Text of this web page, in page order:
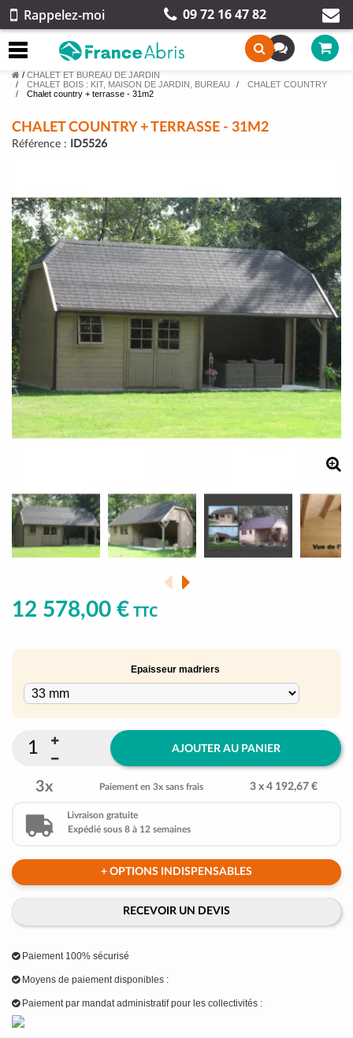
Rappelez-moi 09 72 16 47 82
/ CHALET ET BUREAU DE JARDIN
CHALET BOIS : KIT, MAISON DE JARDIN, BUREAU
CHALET COUNTRY
Chalet country + terrasse - 31m2
CHALET COUNTRY + TERRASSE - 31M2
Référence : ID5526
12 578,00 € TTC
Epaisseur madriers
AJOUTER AU PANIER
3x Paiement en 3x sans frais 3 x 4 192,67 €
Livraison gratuite
Expédié sous 8 à 12 semaines
+ OPTIONS INDISPENSABLES
RECEVOIR UN DEVIS
Paiement 100% sécurisé
Moyens de paiement disponibles :
Paiement par mandat administratif pour les collectivités :